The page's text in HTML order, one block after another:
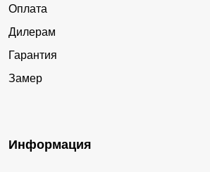
Оплата
Дилерам
Гарантия
Замер
Информация